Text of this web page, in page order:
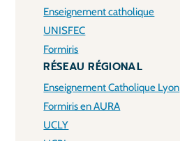
Enseignement catholique
UNISFEC
Formiris
RÉSEAU RÉGIONAL
Enseignement Catholique Lyon
Formiris en AURA
UCLY